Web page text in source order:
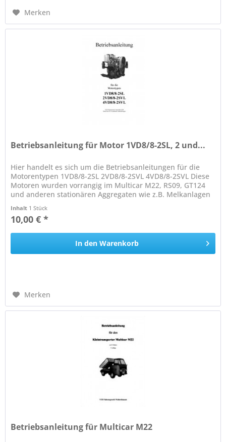
Merken
Betriebsanleitung für Motor 1VD8/8-2SL, 2 und...
Hier handelt es sich um die Betriebsanleitungen für die
Motorentypen 1VD8/8-2SL 2VD8/8-2SVL 4VD8/8-2SVL Diese
Motoren wurden vorrangig im Multicar M22, RS09, GT124
und anderen stationären Aggregaten wie z.B. Melkanlagen
Inhalt 1 Stück
10,00 € *
In den Warenkorb
Merken
Betriebsanleitung für Multicar M22